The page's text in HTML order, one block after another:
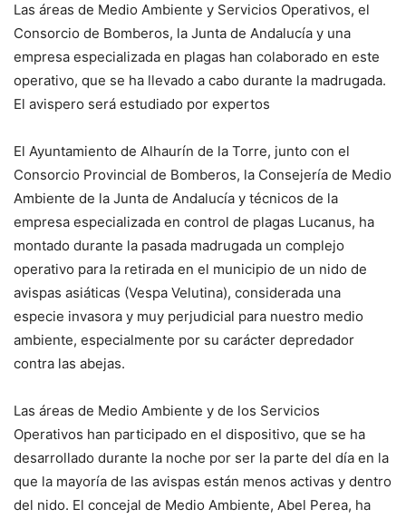
Las áreas de Medio Ambiente y Servicios Operativos, el
Consorcio de Bomberos, la Junta de Andalucía y una
empresa especializada en plagas han colaborado en este
operativo, que se ha llevado a cabo durante la madrugada.
El avispero será estudiado por expertos
El Ayuntamiento de Alhaurín de la Torre, junto con el
Consorcio Provincial de Bomberos, la Consejería de Medio
Ambiente de la Junta de Andalucía y técnicos de la
empresa especializada en control de plagas Lucanus, ha
montado durante la pasada madrugada un complejo
operativo para la retirada en el municipio de un nido de
avispas asiáticas (Vespa Velutina), considerada una
especie invasora y muy perjudicial para nuestro medio
ambiente, especialmente por su carácter depredador
contra las abejas.
Las áreas de Medio Ambiente y de los Servicios
Operativos han participado en el dispositivo, que se ha
desarrollado durante la noche por ser la parte del día en la
que la mayoría de las avispas están menos activas y dentro
del nido. El concejal de Medio Ambiente, Abel Perea, ha